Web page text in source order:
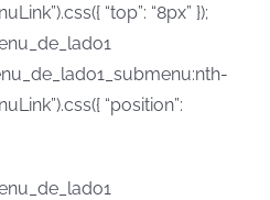
“top”: “8px” });
“position”: